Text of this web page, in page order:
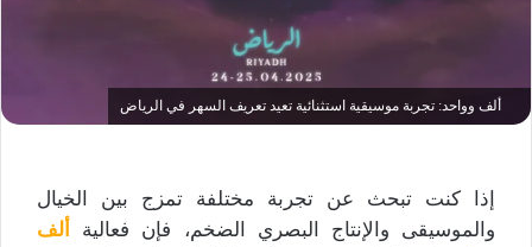
ألف وواحد: تجربة موسيقية استثنائية تعيد تعريف السهر في الرياض
إذا كنت تبحث عن تجربة مختلفة تمزج بين الخيال
والموسيقى والإنتاج البصري الضخم، فإن فعالية ألف